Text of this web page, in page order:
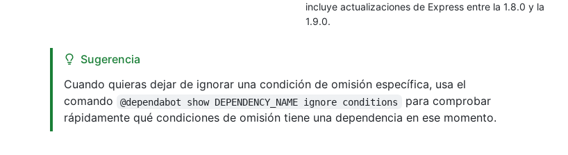
incluye actualizaciones de Express entre la 1.8.0 y la
1.9.0.
Sugerencia
Cuando quieras dejar de ignorar una condición de omisión específica, usa el
comando
@dependabot show DEPENDENCY_NAME ignore conditions
para comprobar
rápidamente qué condiciones de omisión tiene una dependencia en ese momento.